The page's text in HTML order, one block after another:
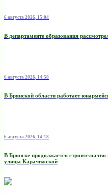
6 августа 2026, 15:04
В департаменте образования
6 августа 2026, 14:50
В Брянской области работает
6 августа 2026, 14:18
В Брянске продолжается
улицы Карачижской